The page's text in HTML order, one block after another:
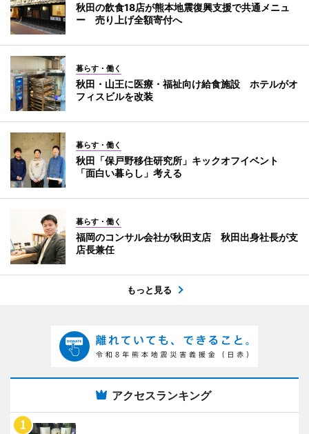
秋田の飲食18店が熊本地震復興支援で共通メニュ
ー 売り上げ全額寄付へ
暮らす・働く
秋田・山王に医療・福祉向け給食施設 ホテルがオ
フィスビルを改装
暮らす・働く
秋田「保戸野移住研究所」キックオフイベント
「面白い暮らし」考える
暮らす・働く
福岡のコンサル会社が秋田支店 秋田出身社長が支
店長兼任
もっと見る
アクセスランキング